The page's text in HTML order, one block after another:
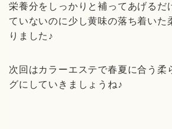
栄養分をしっかりと補ってあげるだ
ていないのに少し黄味の落ち着いた
りました♪
次回はカラーエステで春夏に合う柔
グにしていきましょうね♪